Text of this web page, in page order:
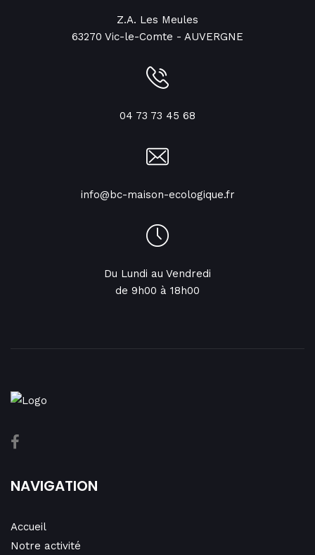
Z.A. Les Meules
63270 Vic-le-Comte - AUVERGNE
04 73 73 45 68
info@bc-maison-ecologique.fr
Du Lundi au Vendredi
de 9h00 à 18h00
NAVIGATION
Accueil
Notre activité